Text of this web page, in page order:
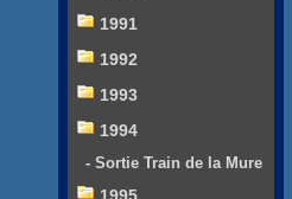
1991
1992
1993
1994
- Sortie Train de la Mure